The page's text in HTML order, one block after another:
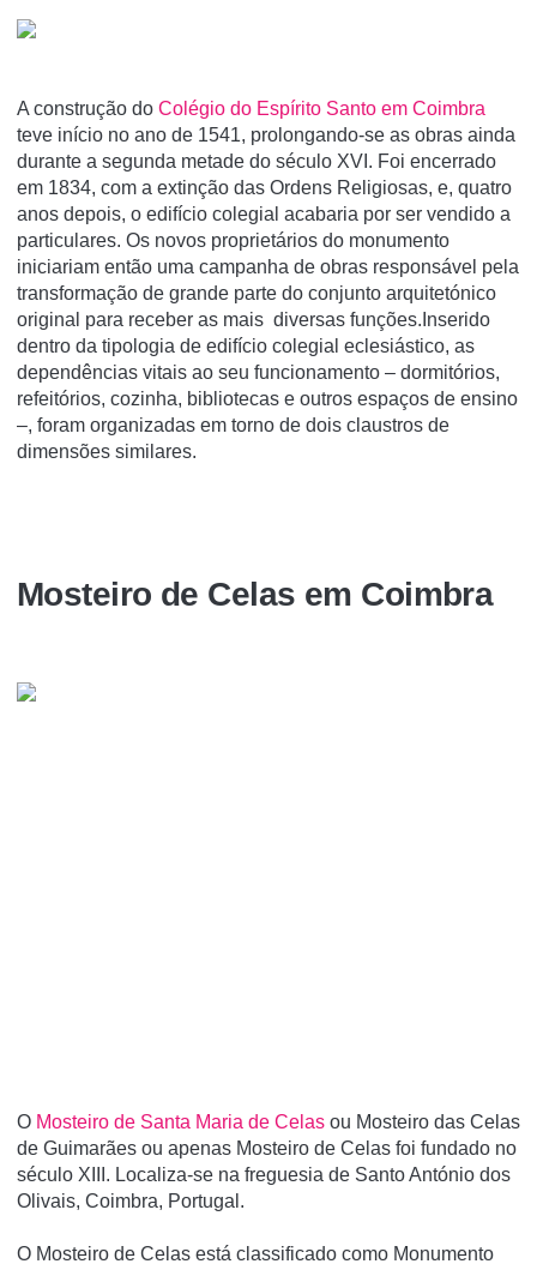
A construção do Colégio do Espírito Santo em Coimbra
teve início no ano de 1541, prolongando-se as obras ainda
durante a segunda metade do século XVI. Foi encerrado
em 1834, com a extinção das Ordens Religiosas, e, quatro
anos depois, o edifício colegial acabaria por ser vendido a
particulares. Os novos proprietários do monumento
iniciariam então uma campanha de obras responsável pela
transformação de grande parte do conjunto arquitetónico
original para receber as mais diversas funções.Inserido
dentro da tipologia de edifício colegial eclesiástico, as
dependências vitais ao seu funcionamento – dormitórios,
refeitórios, cozinha, bibliotecas e outros espaços de ensino
–, foram organizadas em torno de dois claustros de
dimensões similares.
Mosteiro de Celas em Coimbra
O Mosteiro de Santa Maria de Celas ou Mosteiro das Celas
de Guimarães ou apenas Mosteiro de Celas foi fundado no
século XIII. Localiza-se na freguesia de Santo António dos
Olivais, Coimbra, Portugal.
O Mosteiro de Celas está classificado como Monumento